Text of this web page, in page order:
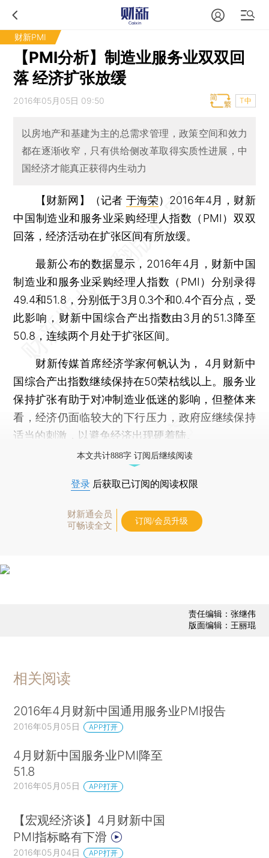
财新PMI
【PMI分析】制造业服务业双双回
落 经济扩张放缓
2016年05月05日 09:50 T中
以房地产和基建为主的总需求管理，政策空间和效力
都在逐渐收窄，只有供给侧改革取得实质性进展，中
国经济才能真正获得内生动力
【财新网】（记者 于海荣） 2016年4月，财新
中国制造业和服务业采购经理人指数（PMI）双双
回落，经济活动在扩张区间有所放缓。
最新公布的数据显示，2016年4月，财新中国
制造业和服务业采购经理人指数（PMI）分别录得
49.4和51.8，分别低于3月0.3个和0.4个百分点，受
此影响，财新中国综合产出指数由3月的51.3降至
50.8，连续两个月处于扩张区间。
财新传媒首席经济学家何帆认为， 4月财新中
国综合产出指数继续保持在50荣枯线以上。服务业
保持扩张有助于对冲制造业低迷的影响，但整体来
看，经济仍面临较大的下行压力，政府应继续保持
适当的刺激，以避免经济出现硬着陆。
本文共计888字 订阅后继续阅读
登录 后获取已订阅的阅读权限
财新通会员
可畅读全文
订阅/会员升级
责任编辑：张继伟
版面编辑：王丽琨
相关阅读
2016年4月财新中国通用服务业PMI报告
2016年05月05日 APP打开
4月财新中国服务业PMI降至
51.8
2016年05月05日 APP打开
【宏观经济谈】4月财新中国
PMI指标略有下滑
2016年05月04日 APP打开